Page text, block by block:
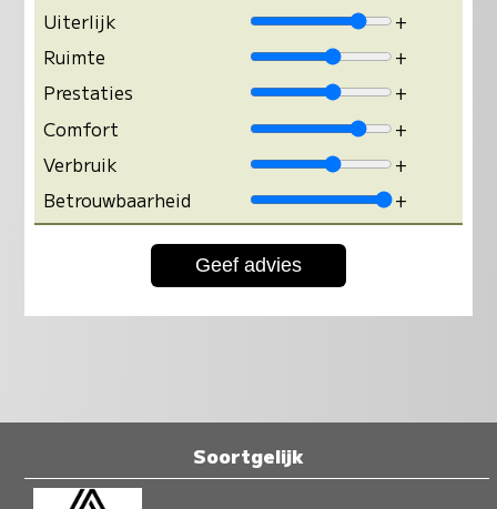
Uiterlijk
+
Ruimte
+
Prestaties
+
Comfort
+
Verbruik
+
Betrouwbaarheid
+
Soortgelijk